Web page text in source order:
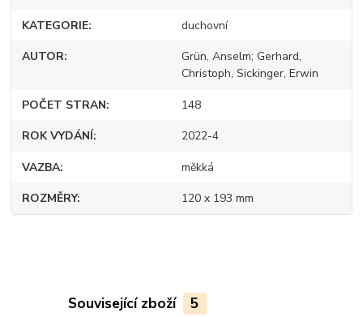
KATEGORIE duchovní
AUTOR
Grün, Anselm; Gerhard,
Christoph, Sickinger, Erwin
POČET STRAN 148
ROK VYDÁNÍ 2022-4
VAZBA měkká
ROZMĚRY 120 x 193 mm
Související zboží 5